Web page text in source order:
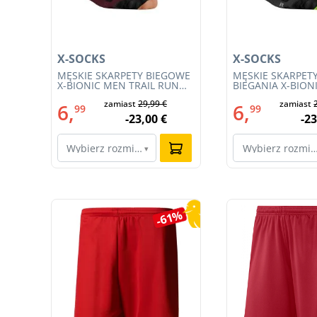
MĘSKIE SKARPETY BIEGOWE
X-BIONIC MEN TRAIL RUN
R019)
X-SOCKS
6,99 zamiast29,99 €
-23,00 €
Wybierz rozmiar…
▾
MĘSKIE
BIEGANIA X-
(RS13S23MB-011)
X-SOCKS
6,99 zamiast
-
Wybierz
Pomiń galerię produktów
-61%